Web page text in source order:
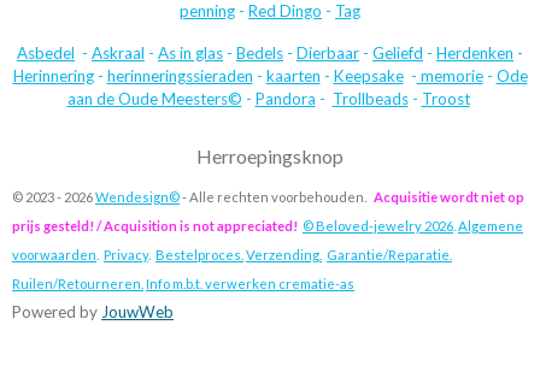
penning - Red Dingo - Tag
Asbedel - Askraal - As in glas - Bedels - Dierbaar - Geliefd - Herdenken -
Herinnering- herinneringssieraden - kaarten - Keepsake- memorie- Ode
aan de Oude Meesters© - Pandora - Trollbeads- Troost
Herroepingsknop
© 2023 - 2026Wendesign©- Alle rechten voorbehouden.
Acquisitie wordt niet op
prijs gesteld! / Acquisition is not appreciated! © Beloved-jewelry 2026 Algemene
voorwaarden Privacy. Bestelproces. Verzending. Garantie/Reparatie.
Ruilen/Retourneren. Info m.b.t. verwerken crematie-as
Powered by JouwWeb